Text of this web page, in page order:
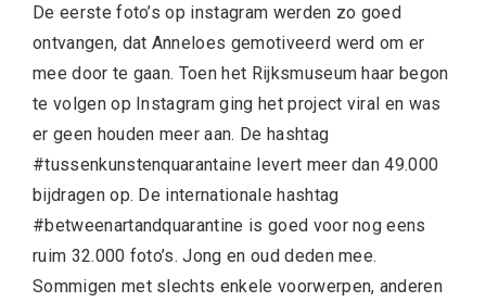
De eerste foto’s op instagram werden zo goed
ontvangen, dat Anneloes gemotiveerd werd om er
mee door te gaan. Toen het Rijksmuseum haar begon
te volgen op Instagram ging het project viral en was
er geen houden meer aan. De hashtag
#tussenkunstenquarantaine levert meer dan 49.000
bijdragen op. De internationale hashtag
#betweenartandquarantine is goed voor nog eens
ruim 32.000 foto’s. Jong en oud deden mee.
Sommigen met slechts enkele voorwerpen, anderen